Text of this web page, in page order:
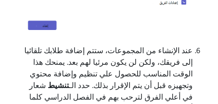
عند الإنشاء من المجموعات، ستتم إضافة طلابك تلقائيا
إلى فريقك، ولكن لن يكون مرئيا لهم بعد. يمنحك هذا
الوقت المناسب للحصول علي تنظيم وإضافة محتوي
وتجهيزه قبل أن يتم الإقرار بذلك. حدد الـتنشيط شعار
في أعلي الفرق لترحب بهم في الفصل الدراسي كلما